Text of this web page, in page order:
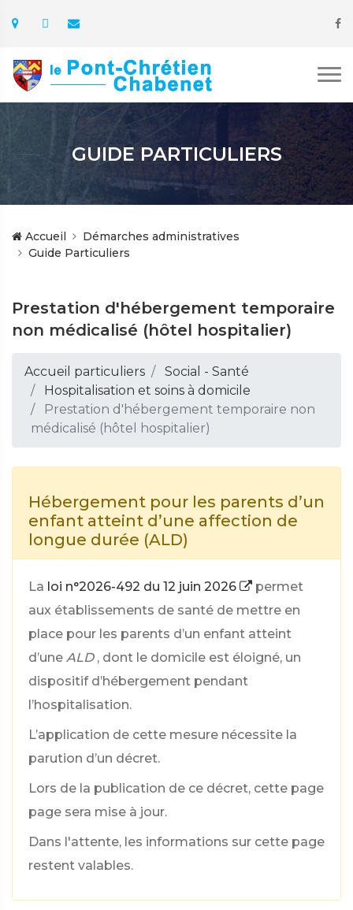
GUIDE PARTICULIERS
Accueil
Démarches administratives
Guide Particuliers
Prestation d'hébergement temporaire
non médicalisé (hôtel hospitalier)
Accueil particuliers
Social - Santé
Hospitalisation et soins à domicile
Prestation d'hébergement temporaire non
médicalisé (hôtel hospitalier)
Hébergement pour les parents d’un
enfant atteint d’une affection de
longue durée (ALD)
La loi n°2026-492 du 12 juin 2026
permet
aux établissements de santé de mettre en
place pour les parents d’un enfant atteint
d’une ALD , dont le domicile est éloigné, un
dispositif d’hébergement pendant
l’hospitalisation.
L’application de cette mesure nécessite la
parution d’un décret.
Lors de la publication de ce décret, cette page
page sera mise à jour.
Dans l'attente, les informations sur cette page
restent valables.